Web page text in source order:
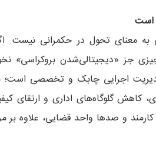
است
به معنای تحول در حکمرانی نیست.
جز «دیجیتالی‌شدن بروکراسی»
اجرایی چابک و تخصصی است؛
کاهش گلوگاه‌های اداری و ارتقای
کارمند و صدها واحد قضایی، علاوه